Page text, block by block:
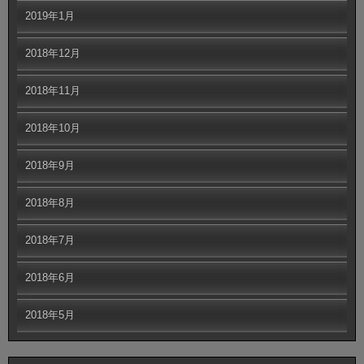
2019年1月
2018年12月
2018年11月
2018年10月
2018年9月
2018年8月
2018年7月
2018年6月
2018年5月